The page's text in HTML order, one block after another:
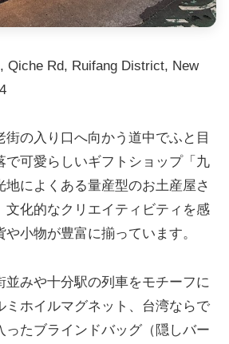
Qiche Rd, Ruifang District, New
街の入り口へ向かう道中でふと目
で可愛らしいギフトショップ「九
地によくある量産型のお土産屋さ
文化的なクリエイティビティを感
小物が豊富に揃っています。
並みや十分駅の列車をモチーフに
ミホイルマグネット、台湾ならで
ったブラインドバッグ（隠しバー